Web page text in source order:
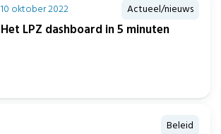
10 oktober 2022 Actueel/nieuws
Het LPZ dashboard in 5 minuten
Beleid